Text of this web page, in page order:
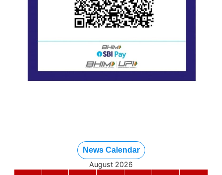
News Calendar
August 2026